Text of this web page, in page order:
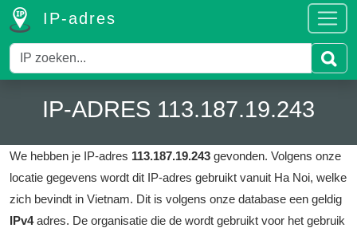
IP-adres
IP-ADRES 113.187.19.243
We hebben je IP-adres 113.187.19.243 gevonden. Volgens onze
locatie gegevens wordt dit IP-adres gebruikt vanuit Ha Noi, welke
zich bevindt in Vietnam. Dit is volgens onze database een geldig
IPv4adres. De organisatie die de wordt gebruikt voor het gebruik